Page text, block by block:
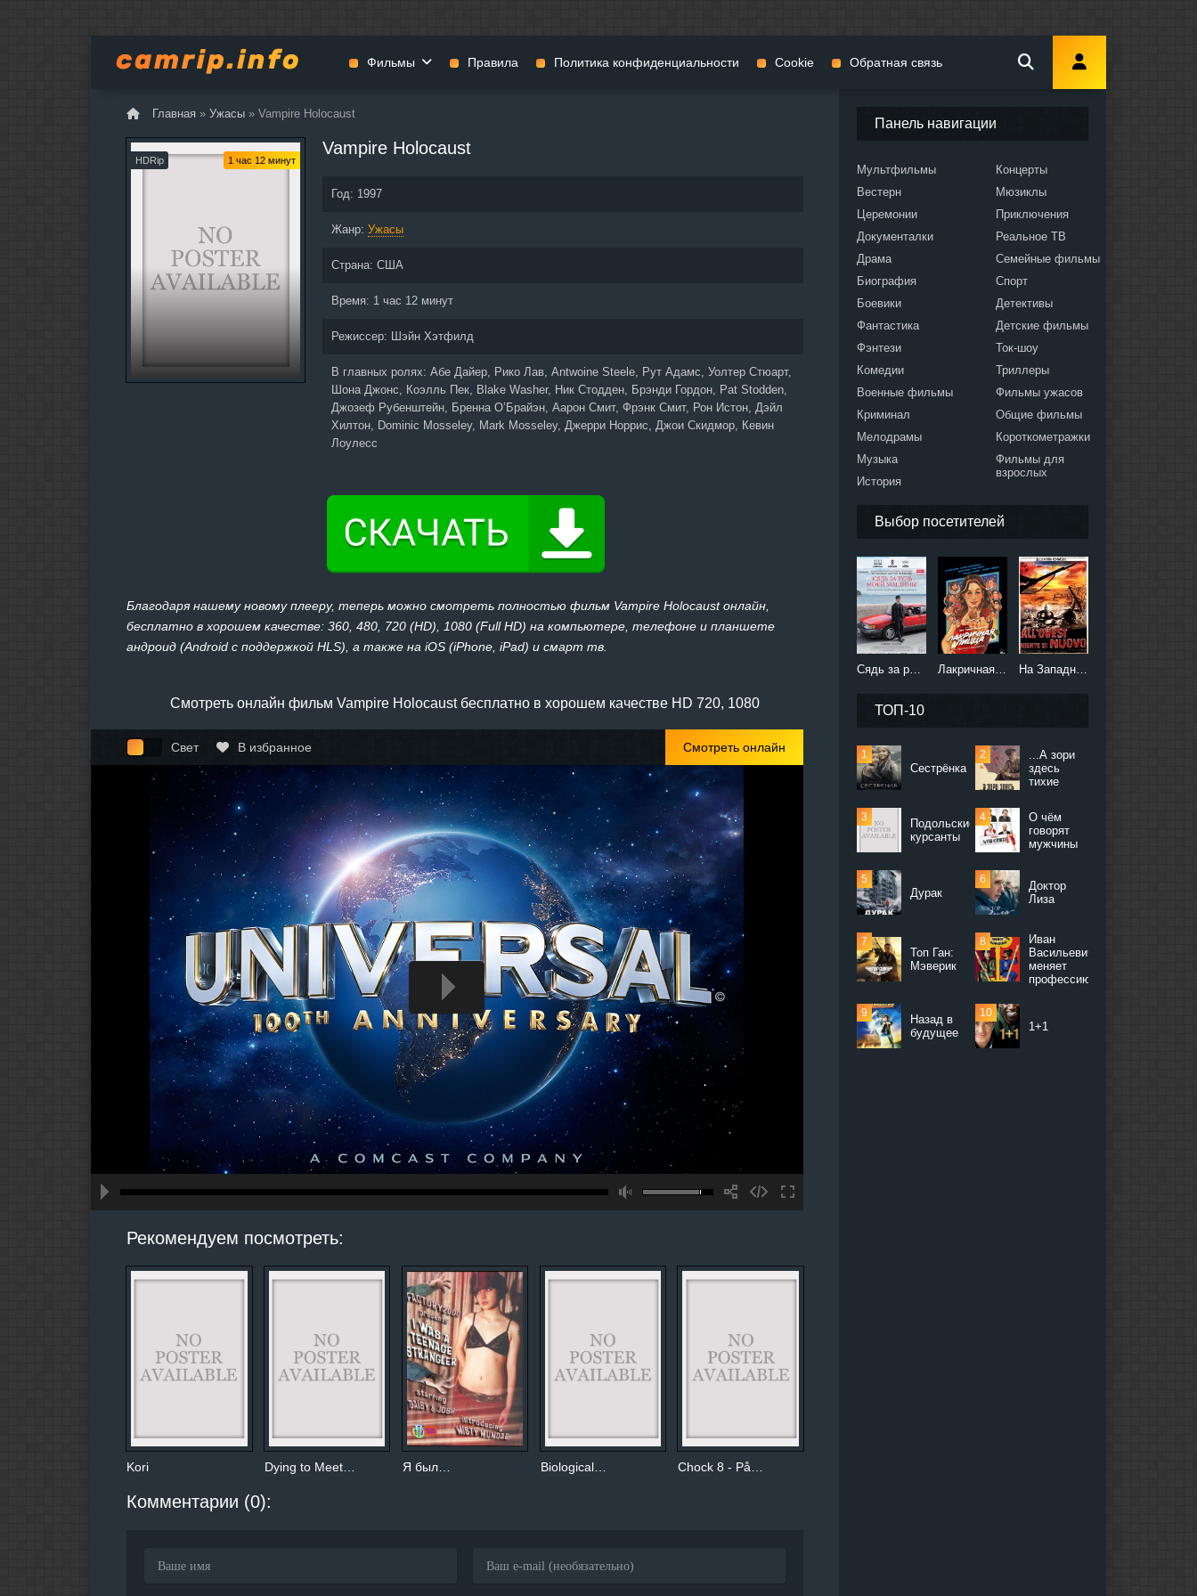
Главная » Ужасы » Vampire Holocaust
HDRip 1 час 12 минут
Vampire Holocaust
Год: 1997
Жанр: Ужасы
Страна: США
Время: 1 час 12 минут
Режиссер: Шэйн Хэтфилд
В главных ролях: Абе Дайер, Рико Лав, Antwoine Steele, Рут Адамс, Уолтер Стюарт,
Шона Джонс, Коэлль Пек, Blake Washer, Ник Стодден, Брэнди Гордон, Pat Stodden,
Джозеф Рубенштейн, Бренна О’Брайэн, Аарон Смит, Фрэнк Смит, Рон Истон, Дэйл
Хилтон, Dominic Mosseley, Mark Mosseley, Джерри Норрис, Джои Скидмор, Кевин
Лоулесс
Благодаря нашему новому плееру, теперь можно смотреть полностью фильм Vampire Holocaust онлайн,
бесплатно в хорошем качестве: 360, 480, 720 (HD), 1080 (Full HD) на компьютере, телефоне и планшете
андроид (Android с поддержкой HLS), а также на iOS (iPhone, iPad) и смарт тв.
Смотреть онлайн фильм Vampire Holocaust бесплатно в хорошем качестве HD 720, 1080
Свет В избранное Смотреть онлайн
Рекомендуем посмотреть:
Kori Dying to Meet… Я был… Biological… Chock 8 - På…
Комментарии (0):
Панель навигации
Мультфильмы
Вестерн
Церемонии
Документалки
Драма
Биография
Боевики
Фантастика
Фэнтези
Комедии
Военные фильмы
Криминал
Мелодрамы
Музыка
История
Концерты
Мюзиклы
Приключения
Реальное ТВ
Семейные фильмы
Спорт
Детективы
Детские фильмы
Ток-шоу
Триллеры
Фильмы ужасов
Общие фильмы
Короткометражки
Фильмы для
взрослых
Выбор посетителей
Сядь за руль моей машины (2021) Лакричная пицца (2021) На Западном фронте без перемен (2022)
ТОП-10
Сестрёнка
...А зори
здесь
тихие
Подольские
курсанты
О чём
говорят
мужчины
Дурак
Доктор
Лиза
Топ Ган:
Мэверик
Иван
Васильевич
меняет
профессию
Назад в
будущее
1+1
Фильмы
Вестерн
Драма
Фантастика
Общие фильмы
Правила Политика конфиденциальности Cookie Обратная связь